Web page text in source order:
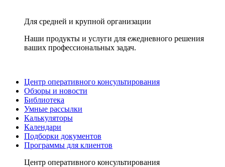
Для средней и крупной организации
Наши продукты и услуги для ежедневного решения
ваших профессиональных задач.
Центр оперативного консультирования
Обзоры и новости
Библиотека
Умные рассылки
Калькуляторы
Календари
Подборки документов
Программы для клиентов
Центр оперативного консультирования